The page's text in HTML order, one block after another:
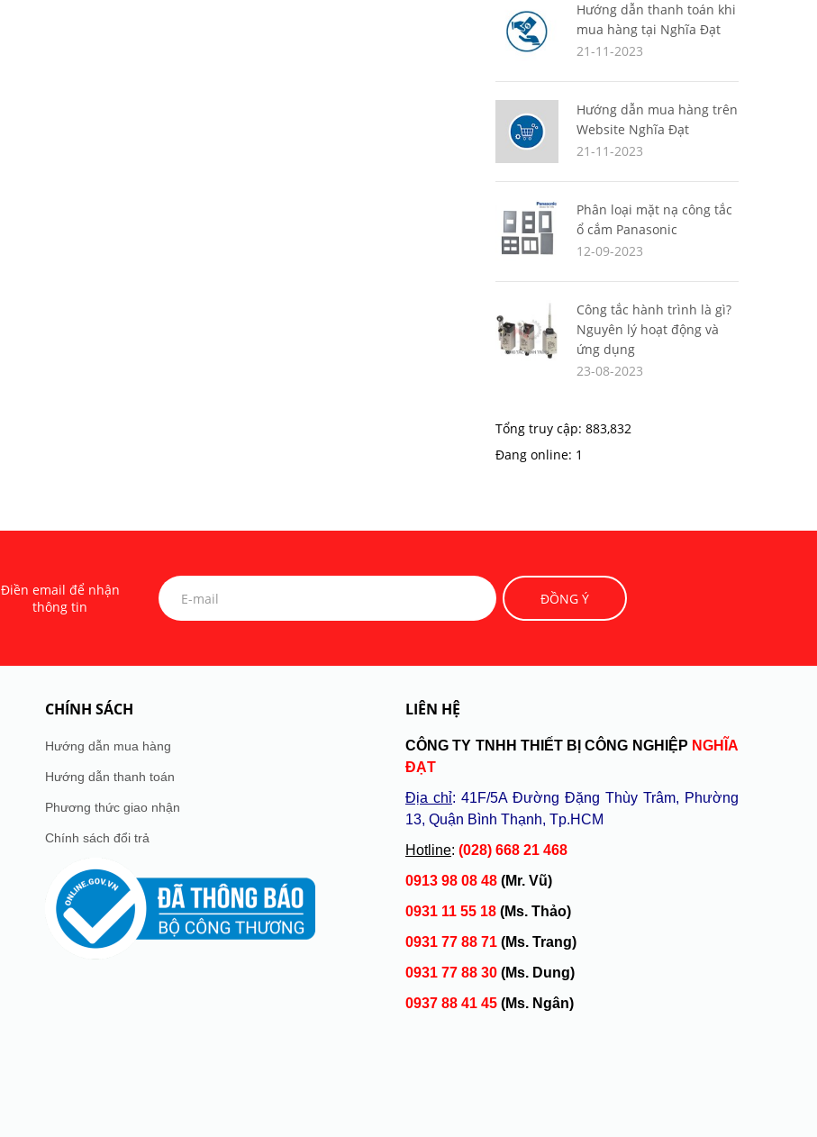
Hướng dẫn thanh toán khi
mua hàng tại Nghĩa Đạt
21-11-2023
Hướng dẫn mua hàng trên
Website Nghĩa Đạt
21-11-2023
Phân loại mặt nạ công tắc
ổ cắm Panasonic
12-09-2023
Công tắc hành trình là gì?
Nguyên lý hoạt động và
ứng dụng
23-08-2023
Tổng truy cập: 883,832
Đang online: 1
Điền email để nhận
thông tin
CHÍNH SÁCH
Hướng dẫn mua hàng
Hướng dẫn thanh toán
Phương thức giao nhận
Chính sách đổi trả
LIÊN HỆ
CÔNG TY TNHH THIẾT BỊ CÔNG NGHIỆP NGHĨA
ĐẠT
Địa chỉ: 41F/5A Đường Đặng Thùy Trâm, Phường
13, Quận Bình Thạnh, Tp.HCM
Hotline: (028) 668 21 468
0913 98 08 48 (Mr. Vũ)
0931 11 55 18 (Ms. Thảo)
0931 77 88 71 (Ms. Trang)
0931 77 88 30 (Ms. Dung)
0937 88 41 45 (Ms. Ngân)